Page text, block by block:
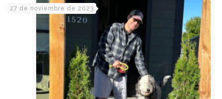
27 de noviembre de 2023